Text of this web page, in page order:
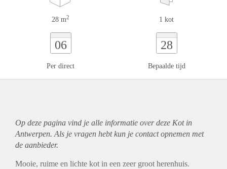
28 m2 1 kot
06
Per direct
28
Bepaalde tijd
Op deze pagina vind je alle informatie over deze Kot in
Antwerpen. Als je vragen hebt kun je contact opnemen met
de aanbieder.
Mooie, ruime en lichte kot in een zeer groot herenhuis.